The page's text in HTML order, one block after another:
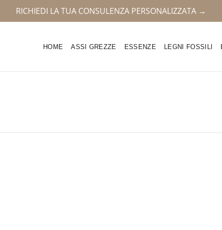
RICHIEDI LA TUA CONSULENZA PERSONALIZZATA →
HOME ASSI GREZZE ESSENZE LEGNI FOSSILI